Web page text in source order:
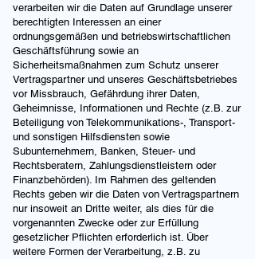
verarbeiten wir die Daten auf Grundlage unserer
berechtigten Interessen an einer
ordnungsgemäßen und betriebswirtschaftlichen
Geschäftsführung sowie an
Sicherheitsmaßnahmen zum Schutz unserer
Vertragspartner und unseres Geschäftsbetriebes
vor Missbrauch, Gefährdung ihrer Daten,
Geheimnisse, Informationen und Rechte (z.B. zur
Beteiligung von Telekommunikations-, Transport-
und sonstigen Hilfsdiensten sowie
Subunternehmern, Banken, Steuer- und
Rechtsberatern, Zahlungsdienstleistern oder
Finanzbehörden). Im Rahmen des geltenden
Rechts geben wir die Daten von Vertragspartnern
nur insoweit an Dritte weiter, als dies für die
vorgenannten Zwecke oder zur Erfüllung
gesetzlicher Pflichten erforderlich ist. Über
weitere Formen der Verarbeitung, z.B. zu